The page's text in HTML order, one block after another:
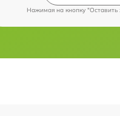
Нажимая на кнопку "Оставить